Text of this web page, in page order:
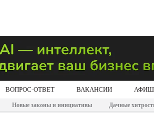
ВОПРОС-ОТВЕТ ВАКАНСИИ
Новые законы и инициативы Дачные